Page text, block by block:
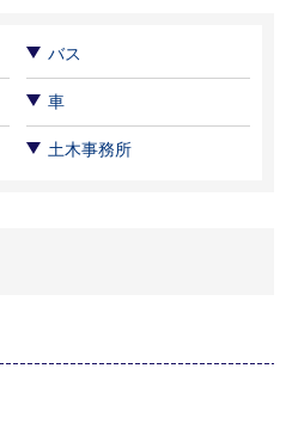
バス
車
土木事務所